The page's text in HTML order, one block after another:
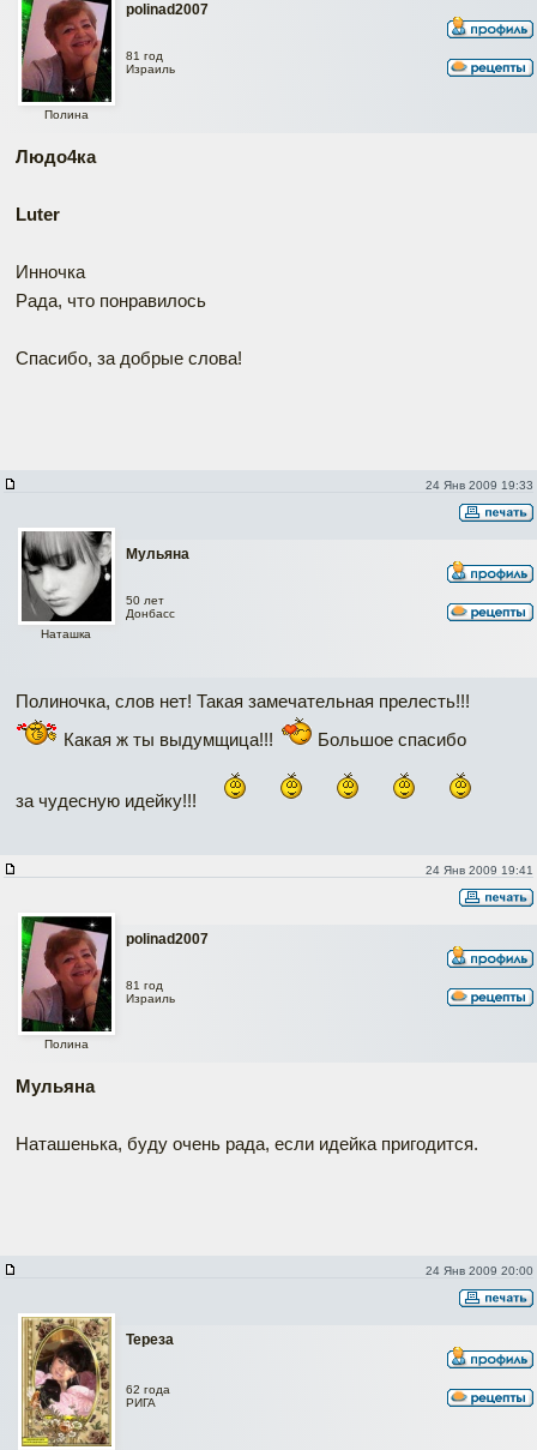
polinad2007
Полина
81 год
Израиль
Людо4ка
Luter
Инночка
Рада, что понравилось
Спасибо, за добрые слова!
24 Янв 2009 19:33
Мульяна
Наташка
50 лет
Донбасс
Полиночка, слов нет! Такая замечательная прелесть!!!
Какая ж ты выдумщица!!!
Большое спасибо
за чудесную идейку!!!
24 Янв 2009 19:41
polinad2007
Полина
81 год
Израиль
Мульяна
Наташенька, буду очень рада, если идейка пригодится.
24 Янв 2009 20:00
Тереза
62 года
РИГА